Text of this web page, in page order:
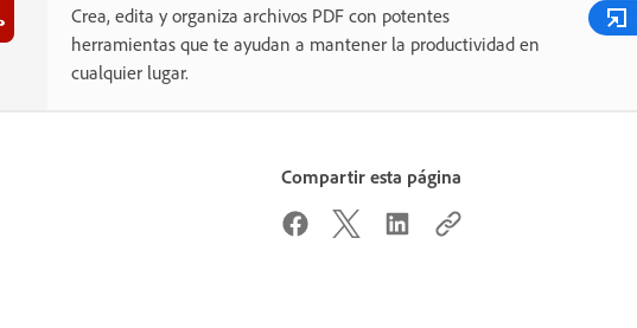
Crea, edita y organiza archivos PDF con potentes
herramientas que te ayudan a mantener la productividad en
cualquier lugar.
Compartir esta página